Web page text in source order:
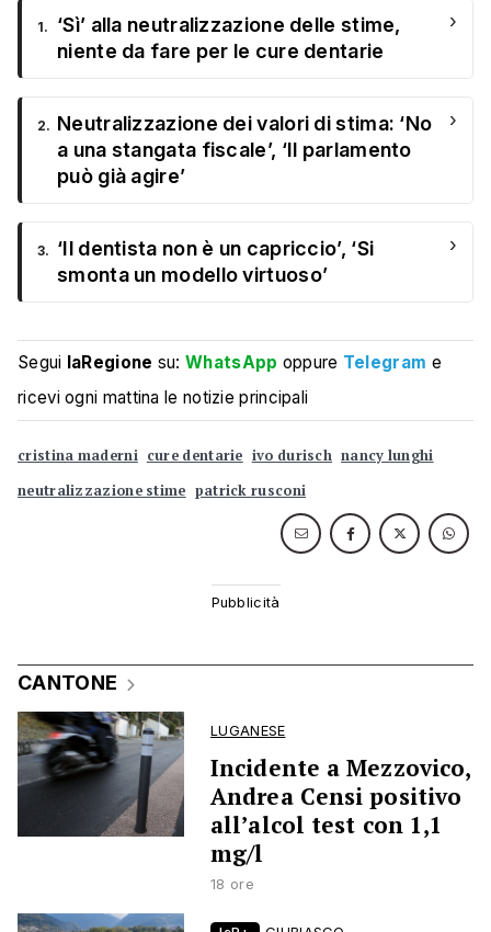
1.
‘Sì’ alla neutralizzazione delle stime,
niente da fare per le cure dentarie
›
2. Neutralizzazione dei valori di stima: ‘No
a una stangata fiscale’, ‘Il parlamento
può già agire’
›
3. ‘Il dentista non è un capriccio’, ‘Si
smonta un modello virtuoso’
›
Segui laRegione su:WhatsApp oppure Telegram e
ricevi ogni mattina le notizie principali
cristina maderni cure dentarie ivo durisch nancy lunghi
neutralizzazione stime patrick rusconi
CANTONE
LUGANESE
Incidente a Mezzovico,
Andrea Censi positivo
all’alcol test con 1,1
mg/l
18 ore